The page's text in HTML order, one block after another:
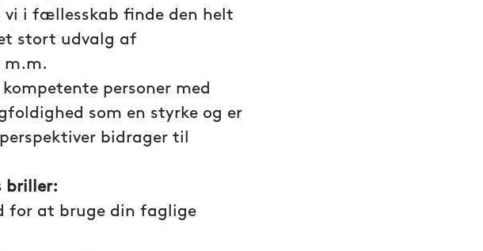
vi i fællesskab finde den helt
stort udvalg af
m.m.
personer med
som en styrke og er
bidrager til
briller:
for at bruge din faglige